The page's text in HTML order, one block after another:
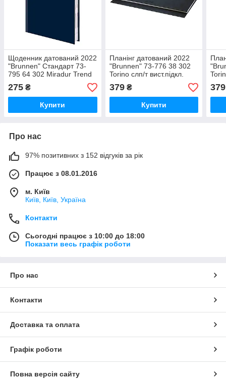
Щоденник датований 2022
"Brunnen" Стандарт 73-
795 64 302 Miradur Trend
синій, шт
275 ₴
Купити
Планiнг датований 2022
"Brunnen" 73-776 38 302
Torino слп/т вист.пiдкл.
синiй, шт
379₴
Купити
379
Про нас
97% позитивних з 152 відгуків за рік
Працює з 08.01.2016
м. Київ
Київ, Київ, Україна
Контакти
Сьогодні працює з 10:00 до 18:00
Показати весь графік роботи
Про нас
Контакти
Доставка та оплата
Графік роботи
Повна версія сайту